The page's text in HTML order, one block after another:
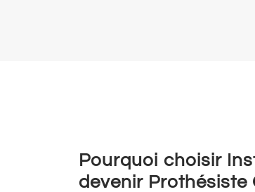
Pourquoi choisir
devenir Prothésiste